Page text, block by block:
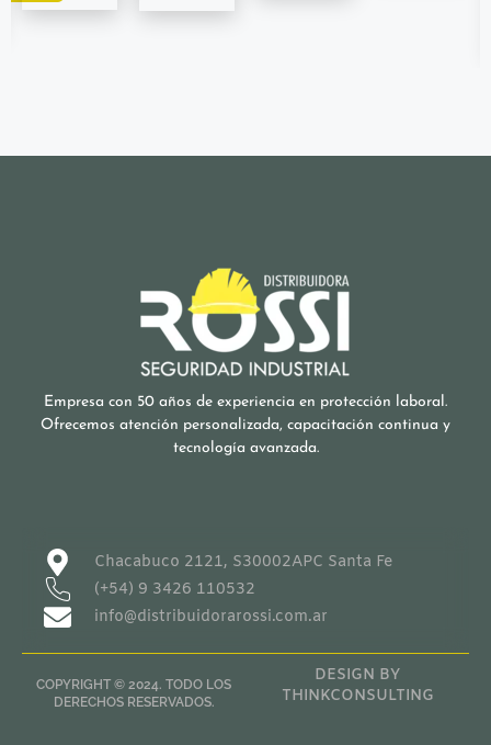
Empresa con 50 años de experiencia en protección laboral.
Ofrecemos atención personalizada, capacitación continua y
tecnología avanzada.
Chacabuco 2121, S30002APC Santa Fe
(+54) 9 3426 110532
info@distribuidorarossi.com.ar
COPYRIGHT © 2024. TODO LOS
DERECHOS RESERVADOS.
DESIGN BY
THINKCONSULTING